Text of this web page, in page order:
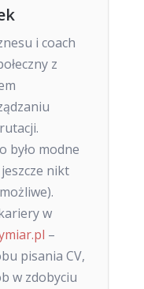
i coach
z
było modne
nikt
w
–
pisania CV,
w zdobyciu